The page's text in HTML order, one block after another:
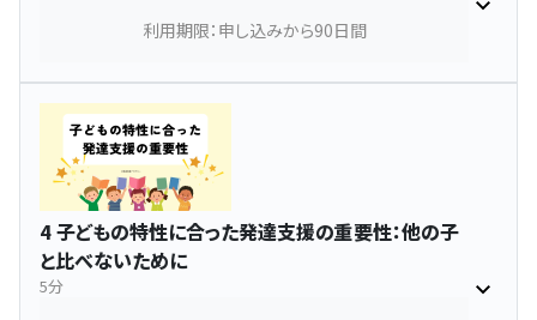
利用期限：申し込みから90日間
4 子どもの特性に合った発達支援の重要性：他の子
と比べないために
5分